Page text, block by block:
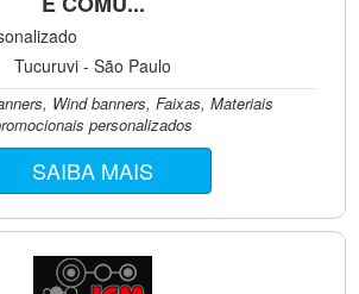
Tucuruvi - São Paulo
Wind banners, Faixas, Materiais
personalizados
SAIBA MAIS